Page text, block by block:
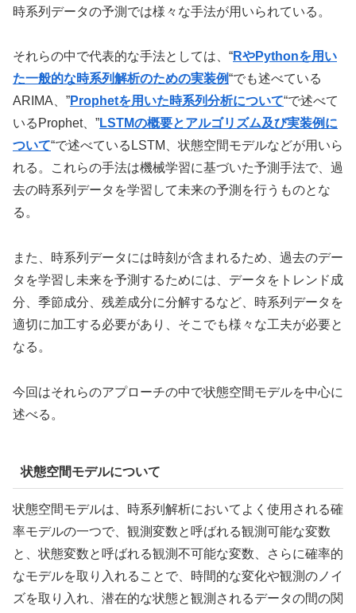
時系列データの予測では様々な手法が用いられている。
それらの中で代表的な手法としては、 “RやPythonを用い
た一般的な時系列解析のための実装例“でも述べている
ARIMA、”Prophetを用いた時系列分析について“で述べて
いるProphet、”LSTMの概要とアルゴリズム及び実装例に
ついて“で述べているLSTM
、状態空間モデルなどが用いら
れる。これらの手法は機械学習に基づいた予測手法で、過
去の時系列データを学習して未来の予測を行うものとな
る。
また、時系列データには時刻が含まれるため、過去のデー
タを学習し未来を予測するためには、データをトレンド成
分、季節成分、残差成分に分解するなど、時系列データを
適切に加工する必要があり、そこでも様々な工夫が必要と
なる。
今回はそれらのアプローチの中で状態空間モデルを中心に
述べる。
状態空間モデルについて
状態空間モデルは、時系列解析においてよく使用される確
率モデルの一つで、観測変数と呼ばれる観測可能な変数
と、状態変数と呼ばれる観測不可能な変数、さらに確率的
なモデルを取り入れることで、時間的な変化や観測のノイ
ズを取り入れ、潜在的な状態と観測されるデータの間の関